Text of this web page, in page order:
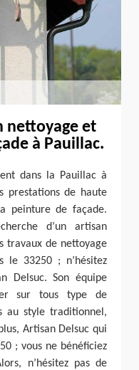
nettoyage et
à Pauillac.
dans la Pauillac à
prestations de haute
peinture de façade.
d’un artisan
travaux de nettoyage
le 33250 ; n’hésitez
Delsuc. Son équipe
sur tous type de
au style traditionnel,
Artisan Delsuc qui
; vous ne bénéficiez
n’hésitez pas de